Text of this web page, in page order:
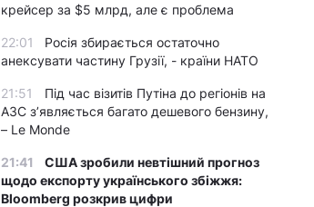
крейсер за $5 млрд, але є проблема
22:01
Росія збирається остаточно
анексувати частину Грузії, - країни НАТО
21:51
Під час візитів Путіна до регіонів на
АЗС з’являється багато дешевого бензину,
– Le Monde
21:41
США зробили невтішний прогноз
щодо експорту українського збіжжя:
Bloomberg розкрив цифри